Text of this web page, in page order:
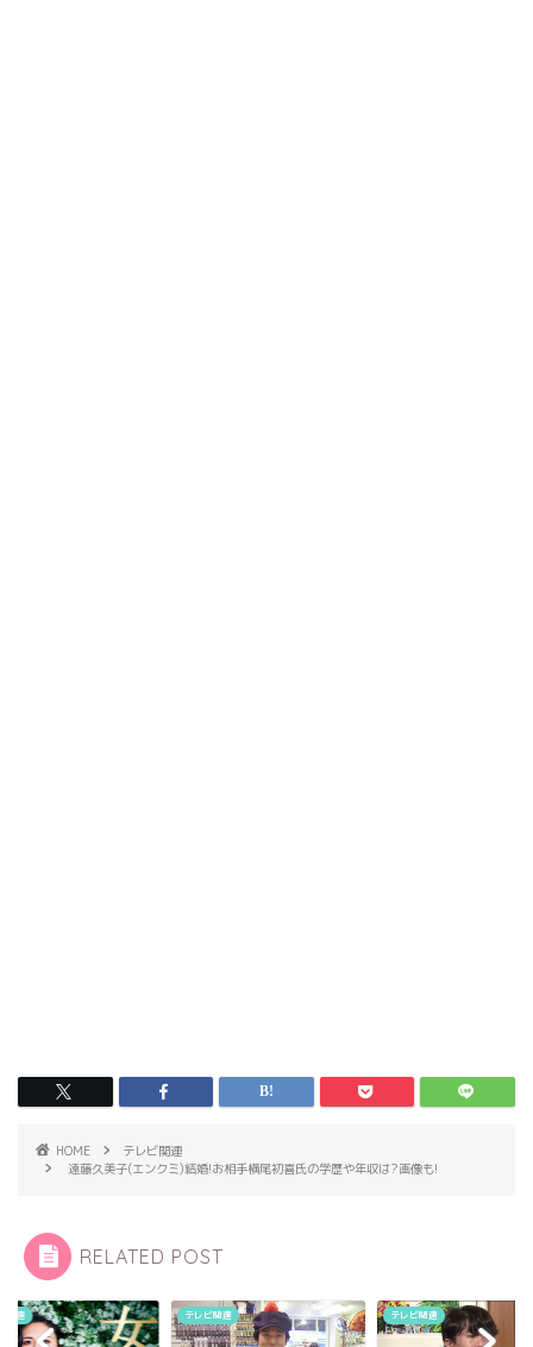
HOME
テレビ関連
遠藤久美子(エンクミ)結婚!お相手横尾初喜氏の学歴や年収は?画像も!
RELATED POST
関連 テレビ関連 テレビ関連